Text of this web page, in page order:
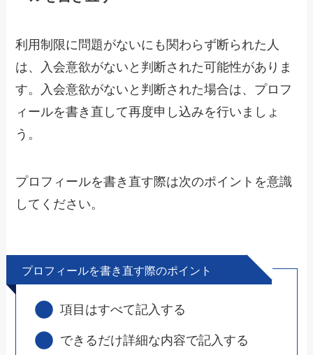
利用制限に問題がないにも関わらず断られた人
は、入会意欲がないと判断された可能性がありま
す。入会意欲がないと判断された場合は、プロフ
ィールを書き直して再度申し込みを行いましょ
う。
プロフィールを書き直す際は次のポイントを意識
してください。
プロフィールを書き直す際のポイント
項目はすべて記入する
できるだけ詳細な内容で記入する